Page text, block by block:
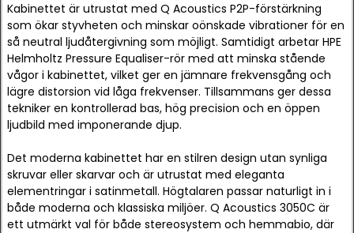
Kabinettet är utrustat med Q Acoustics P2P-förstärkning
som ökar styvheten och minskar oönskade vibrationer för en
så neutral ljudåtergivning som möjligt. Samtidigt arbetar HPE
Helmholtz Pressure Equaliser-rör med att minska stående
vågor i kabinettet, vilket ger en jämnare frekvensgång och
lägre distorsion vid låga frekvenser. Tillsammans ger dessa
tekniker en kontrollerad bas, hög precision och en öppen
ljudbild med imponerande djup.
Det moderna kabinettet har en stilren design utan synliga
skruvar eller skarvar och är utrustat med eleganta
elementringar i satinmetall. Högtalaren passar naturligt in i
både moderna och klassiska miljöer. Q Acoustics 3050C är
ett utmärkt val för både stereosystem och hemmabio, där